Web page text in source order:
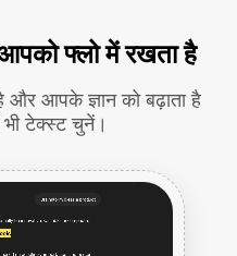
फ्लो में रखता है
और आपके ज्ञान को बढ़ाता है
टेक्स्ट चुनें।